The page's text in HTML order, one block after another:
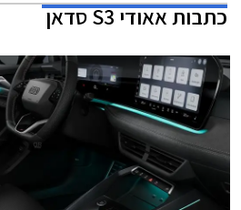
כתבותאאודי S3 סדאן